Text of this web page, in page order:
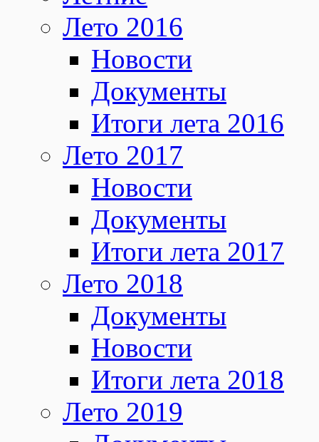
Лето 2016
Новости
Документы
Итоги лета 2016
Лето 2017
Новости
Документы
Итоги лета 2017
Лето 2018
Документы
Новости
Итоги лета 2018
Лето 2019